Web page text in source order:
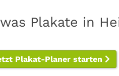
Plakate in
Plakat-Planer starten